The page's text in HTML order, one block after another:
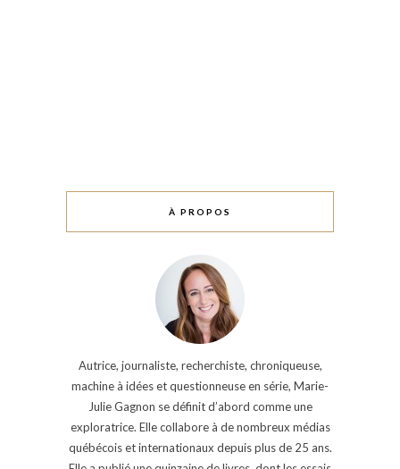
À PROPOS
Autrice, journaliste, recherchiste, chroniqueuse,
machine à idées et questionneuse en série, Marie-
Julie Gagnon se définit d’abord comme une
exploratrice. Elle collabore à de nombreux médias
québécois et internationaux depuis plus de 25 ans.